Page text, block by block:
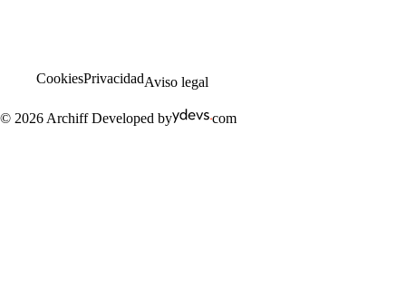
CookiesPrivacidadAviso legal
© 2026 Archiff Developed by com